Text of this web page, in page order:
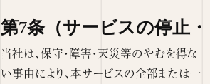
第7条（サービスの停止
当社は、保守・障害・天災等のやむを得な
い事由により、本サービスの全部または一